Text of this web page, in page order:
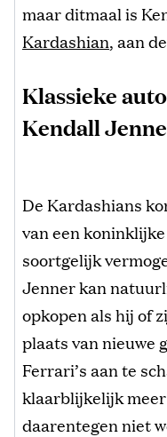
maar ditmaal is
Kardashian, aan
Klassieke
Kendall
De Kardashians
van een
soortgelijk
Jenner kan
opkopen als hij of
plaats van nieuwe
Ferrari’s aan te
klaarblijkelijk
daarentegen niet